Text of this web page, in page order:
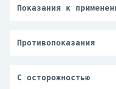
15-30 мин до сна.
доза может быть
Продолжительность
дней; если
недостаточностью: в
Показания к
Противопоказания
препарата, или к
С осторожностью